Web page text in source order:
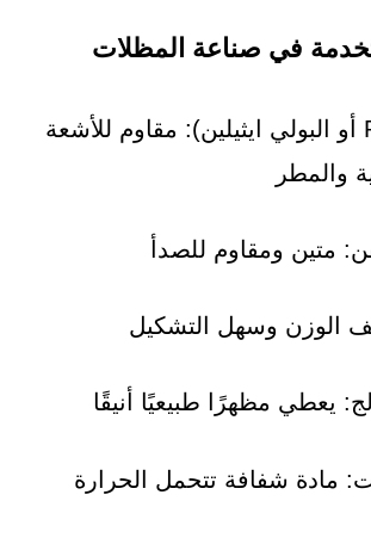
في صناعة المظلات
القماش (PVC أو البولي ايثيلين): مقاوم للأشعة
والمطر
متين ومقاوم للصدأ
الوزن وسهل التشكيل
يعطي مظهرًا طبيعيًا أنيقًا
مادة شفافة تتحمل الحرارة